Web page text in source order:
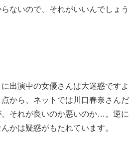
ないので、それがいいんでしょう
出演中の女優さんは大迷惑ですよ
から、ネットでは川口春奈さんだ
それが良いのか悪いのか…。逆に
かは疑惑がもたれています。